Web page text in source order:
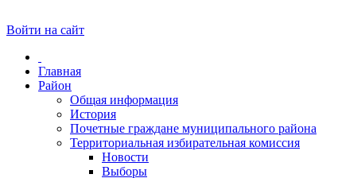
Войти на сайт
Главная
Район
Общая информация
История
Почетные граждане муниципального района
Территориальная избирательная комиссия
Новости
Выборы